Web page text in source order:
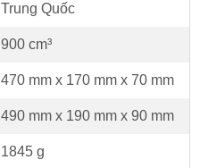
Trung Quốc
900 cm³
470 mm x 170 mm x 70 mm
490 mm x 190 mm x 90 mm
1845 g